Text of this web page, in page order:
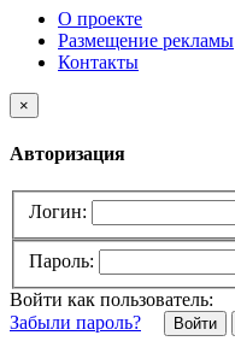
О проекте
Размещение рекламы
Контакты
×
Авторизация
Логин:
Пароль:
Войти как пользователь:
Забыли пароль?